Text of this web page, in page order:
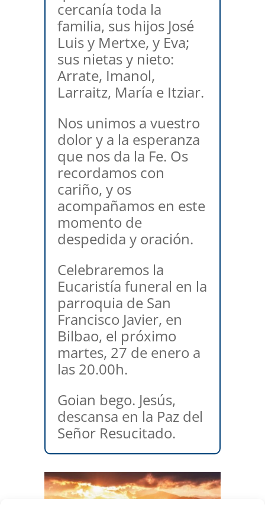
cercanía toda la
familia, sus hijos José
Luis y Mertxe, y Eva;
sus nietas y nieto:
Arrate, Imanol,
Larraitz, María e Itziar.
Nos unimos a vuestro
dolor y a la esperanza
que nos da la Fe. Os
recordamos con
cariño, y os
acompañamos en este
momento de
despedida y oración.
Celebraremos la
Eucaristía funeral en la
parroquia de San
Francisco Javier, en
Bilbao, el próximo
martes, 27 de enero a
las 20.00h.
Goian bego. Jesús,
descansa en la Paz del
Señor Resucitado.